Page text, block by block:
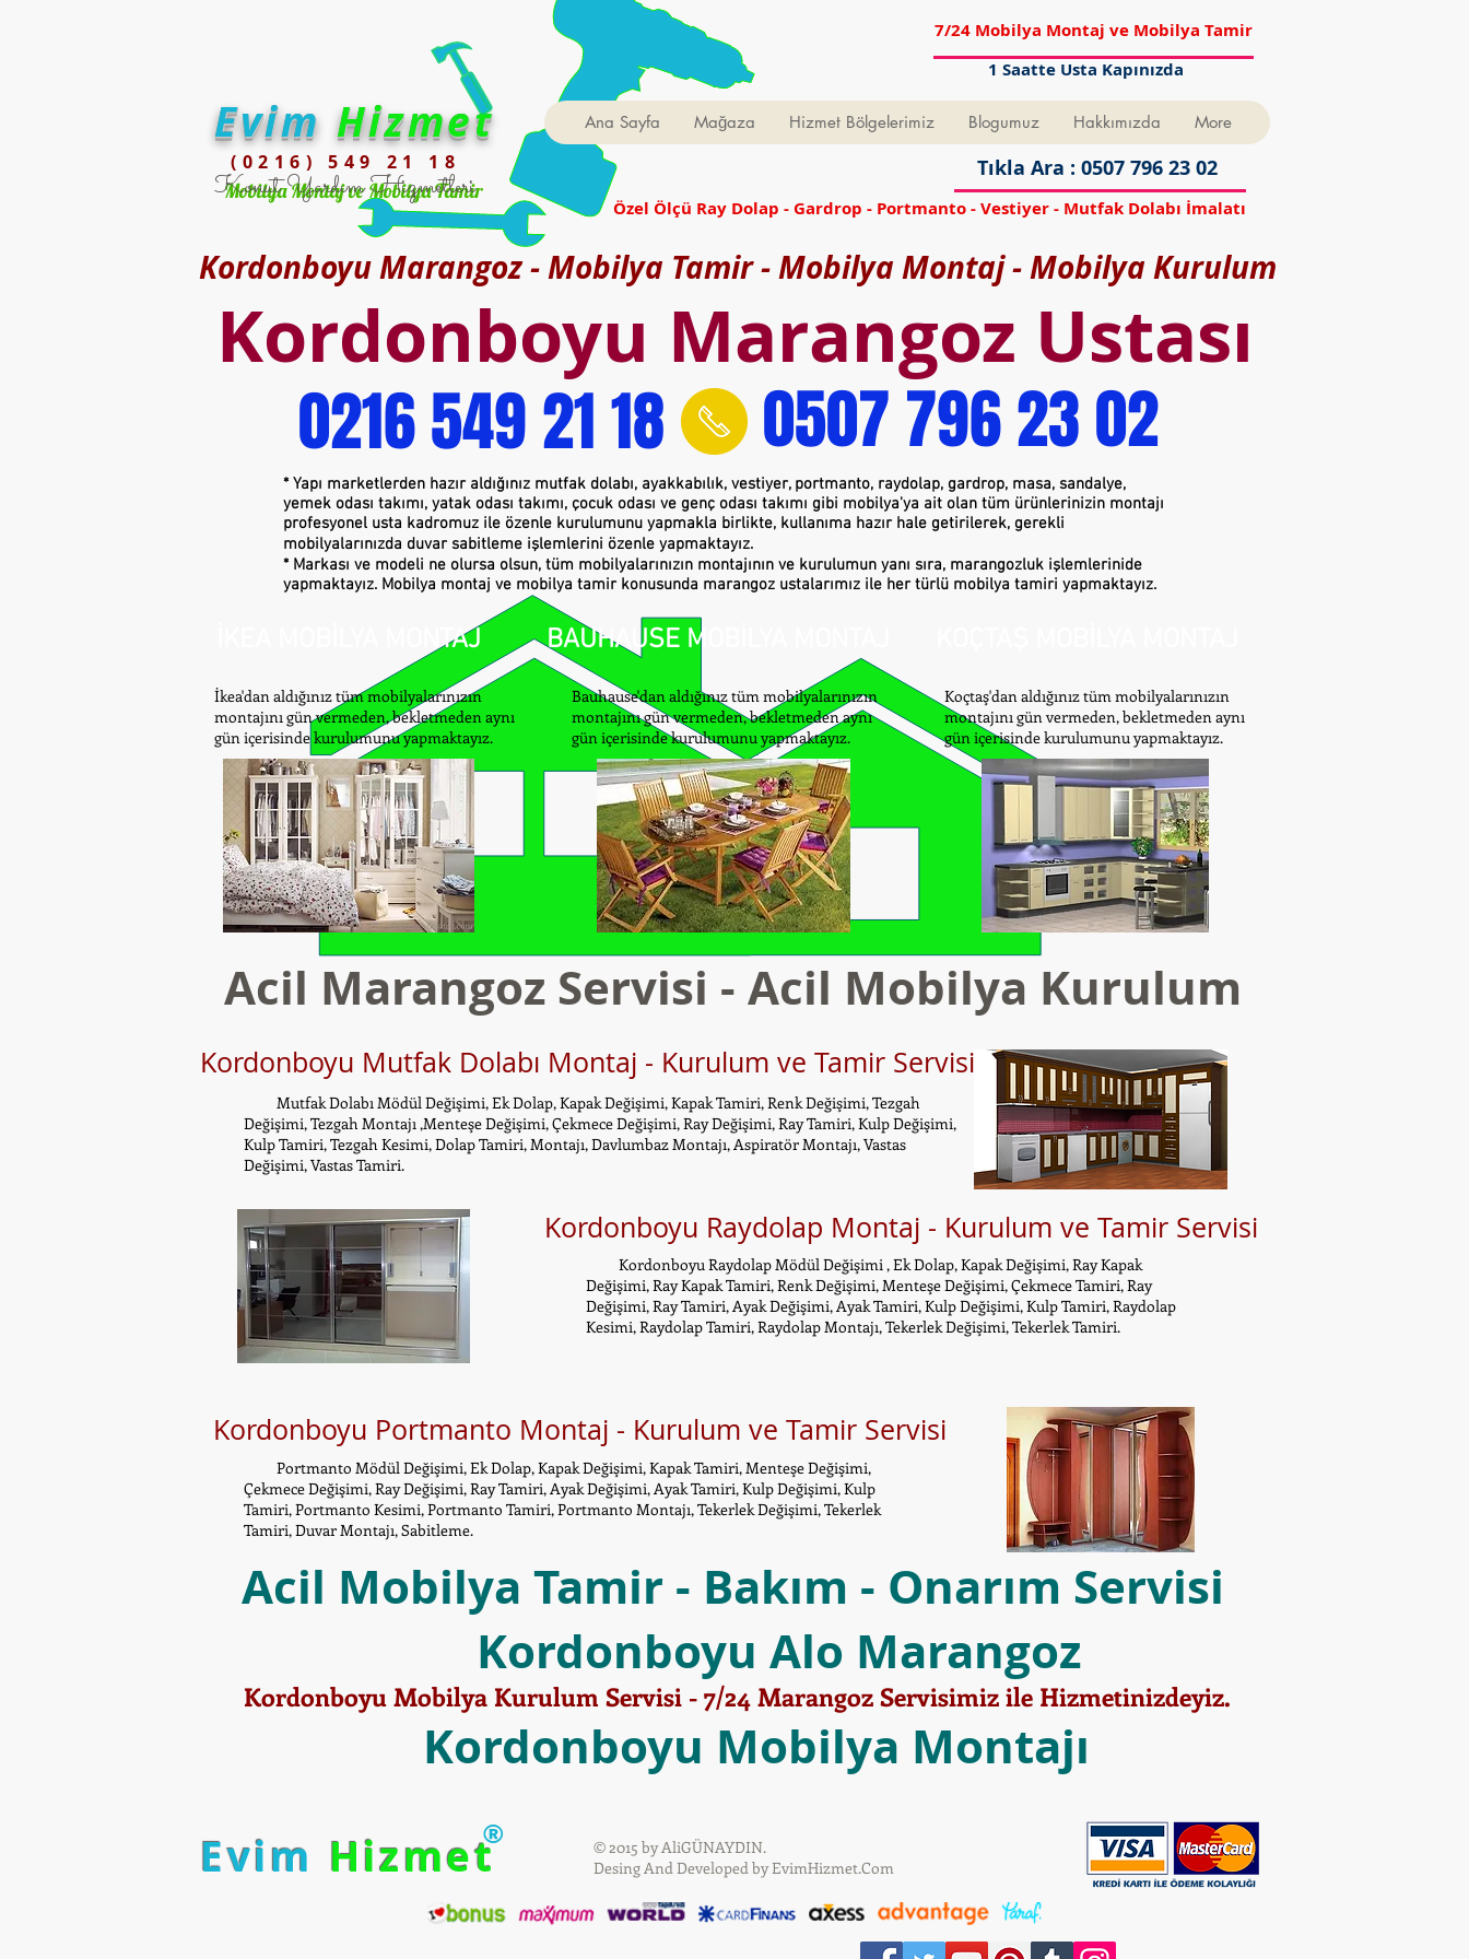
EvimHizmet
(0216) 549 21 18
Mobilya Montaj ve Mobilya Tamir
7/24 Mobilya Montaj ve Mobilya Tamir
1 Saatte Usta Kapınızda
Ana Sayfa Mağaza Hizmet Bölgelerimiz Blogumuz Hakkımızda More
Tıkla Ara : 0507 796 23 02
Özel Ölçü Ray Dolap - Gardrop - Portmanto - Vestiyer - Mutfak Dolabı İmalatı
Konut Yardım Hizmetleri
Kordonboyu Marangoz - Mobilya Tamir - Mobilya Montaj - Mobilya Kurulum
Kordonboyu Marangoz Ustası
0216 549 21 18 0507 796 23 02
* Yapı marketlerden hazır aldığınız mutfak dolabı, ayakkabılık, vestiyer, portmanto, raydolap, gardrop, masa, sandalye,
yemek odası takımı, yatak odası takımı, çocuk odası ve genç odası takımı gibi mobilya'ya ait olan tüm ürünlerinizin montajı
profesyonel usta kadromuz ile özenle kurulumunu yapmakla birlikte, kullanıma hazır hale getirilerek, gerekli
mobilyalarınızda duvar sabitleme işlemlerini özenle yapmaktayız.
* Markası ve modeli ne olursa olsun, tüm mobilyalarınızın montajının ve kurulumun yanı sıra, marangozluk işlemlerinide
yapmaktayız. Mobilya montaj ve mobilya tamir konusunda marangoz ustalarımız ile her türlü mobilya tamiri yapmaktayız.
İKEA MOBİLYA MONTAJ BAUHAUSE MOBİLYA MONTAJ
İkea'dan aldığınız tüm mobilyalarınızın
montajını gün vermeden, bekletmeden aynı
gün içerisinde kurulumunu yapmaktayız.
Bauhause'dan aldığınız tüm mobilyalarınızın
montajını gün vermeden, bekletmeden aynı
gün içerisinde kurulumunu yapmaktayız.
Koçtaş'dan aldığınız tüm mobilyalarınızın
montajını gün vermeden, bekletmeden aynı
gün içerisinde kurulumunu yapmaktayız.
Acil Marangoz Servisi - Acil Mobilya Kurulum
Kordonboyu Mutfak Dolabı Montaj - Kurulum ve Tamir Servisi
Mutfak Dolabı Mödül Değişimi, Ek Dolap, Kapak Değişimi, Kapak Tamiri, Renk Değişimi, Tezgah
Değişimi, Tezgah Montajı ,Menteşe Değişimi, Çekmece Değişimi, Ray Değişimi, Ray Tamiri, Kulp Değişimi,
Kulp Tamiri, Tezgah Kesimi, Dolap Tamiri, Montajı, Davlumbaz Montajı, Aspiratör Montajı, Vastas
Değişimi, Vastas Tamiri.
Kordonboyu Raydolap Montaj - Kurulum ve Tamir Servisi
Kordonboyu Raydolap Mödül Değişimi , Ek Dolap, Kapak Değişimi, Ray Kapak
Değişimi, Ray Kapak Tamiri, Renk Değişimi, Menteşe Değişimi, Çekmece Tamiri, Ray
Değişimi, Ray Tamiri, Ayak Değişimi, Ayak Tamiri, Kulp Değişimi, Kulp Tamiri, Raydolap
Kesimi, Raydolap Tamiri, Raydolap Montajı, Tekerlek Değişimi, Tekerlek Tamiri.
Kordonboyu Portmanto Montaj - Kurulum ve Tamir Servisi
Portmanto Mödül Değişimi, Ek Dolap, Kapak Değişimi, Kapak Tamiri, Menteşe Değişimi,
Çekmece Değişimi, Ray Değişimi, Ray Tamiri, Ayak Değişimi, Ayak Tamiri, Kulp Değişimi, Kulp
Tamiri, Portmanto Kesimi, Portmanto Tamiri, Portmanto Montajı, Tekerlek Değişimi, Tekerlek
Tamiri, Duvar Montajı, Sabitleme.
Acil Mobilya Tamir - Bakım - Onarım Servisi
Kordonboyu Mobilya Kurulum Servisi - 7/24 Marangoz Servisimiz ile Hizmetinizdeyiz.
Kordonboyu Alo Marangoz
Kordonboyu Mobilya Montajı
®
Evim Hizmet
© 2015 by AliGÜNAYDIN.
Desing And Developed byEvimHizmet.Com